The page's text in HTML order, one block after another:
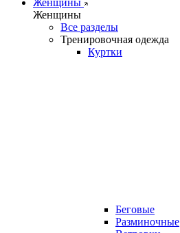
Женщины
Женщины
Все разделы
Тренировочная одежда
Куртки
Беговые
Разминочные